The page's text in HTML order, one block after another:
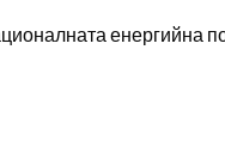
енергийна